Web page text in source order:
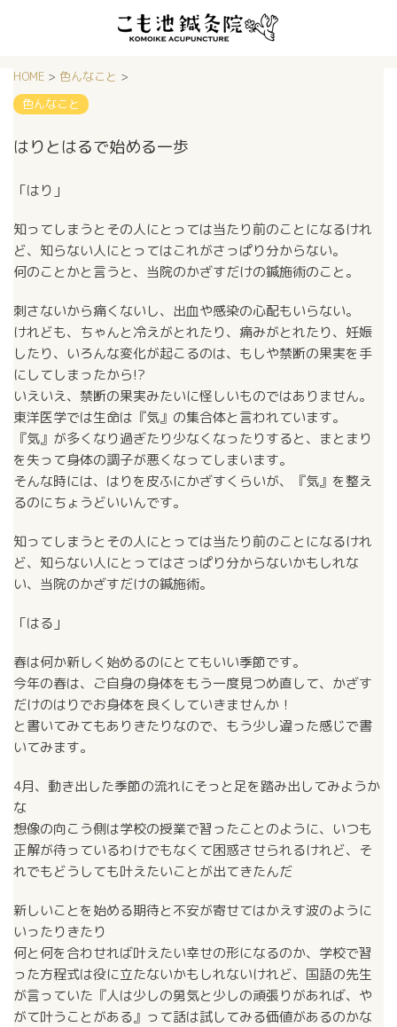
HOME > 色んなこと >
色んなこと
はりとはるで始める一歩
「はり」
知ってしまうとその人にとっては当たり前のことになるけれ
ど、知らない人にとってはこれがさっぱり分からない。
何のことかと言うと、当院のかざすだけの鍼施術のこと。
刺さないから痛くないし、出血や感染の心配もいらない。
けれども、ちゃんと冷えがとれたり、痛みがとれたり、妊娠
したり、いろんな変化が起こるのは、もしや禁断の果実を手
にしてしまったから!?
いえいえ、禁断の果実みたいに怪しいものではありません。
東洋医学では生命は『気』の集合体と言われています。
『気』が多くなり過ぎたり少なくなったりすると、まとまり
を失って身体の調子が悪くなってしまいます。
そんな時には、はりを皮ふにかざすくらいが、『気』を整え
るのにちょうどいいんです。
知ってしまうとその人にとっては当たり前のことになるけれ
ど、知らない人にとってはさっぱり分からないかもしれな
い、当院のかざすだけの鍼施術。
「はる」
春は何か新しく始めるのにとてもいい季節です。
今年の春は、ご自身の身体をもう一度見つめ直して、かざす
だけのはりでお身体を良くしていきませんか！
と書いてみてもありきたりなので、もう少し違った感じで書
いてみます。
4月、動き出した季節の流れにそっと足を踏み出してみようか
な
想像の向こう側は学校の授業で習ったことのように、いつも
正解が待っているわけでもなくて困惑させられるけれど、そ
れでもどうしても叶えたいことが出てきたんだ
新しいことを始める期待と不安が寄せてはかえす波のように
いったりきたり
何と何を合わせれば叶えたい幸せの形になるのか、学校で習
った方程式は役に立たないかもしれないけれど、国語の先生
が言っていた『人は少しの勇気と少しの頑張りがあれば、や
がて叶うことがある』って話は試してみる価値があるのかな